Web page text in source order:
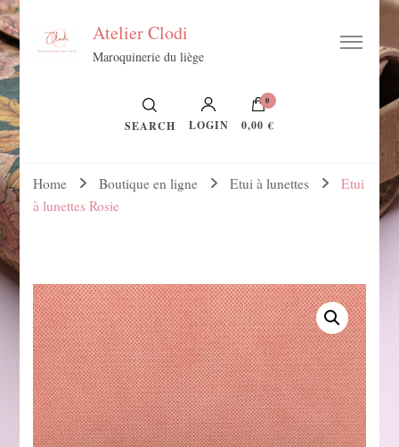
Atelier Clodi
Maroquinerie du liège
SEARCH LOGIN
0
0,00 €
Home Boutique en ligne Etui à lunettes
Etui
à lunettes Rosie